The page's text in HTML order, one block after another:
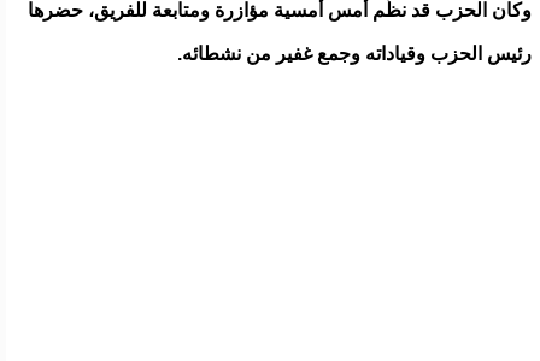
وكان الحزب قد نظّم أمس أمسية مؤازرة ومتابعة للفريق، حضرها
رئيس الحزب وقياداته وجمع غفير من نشطائه.